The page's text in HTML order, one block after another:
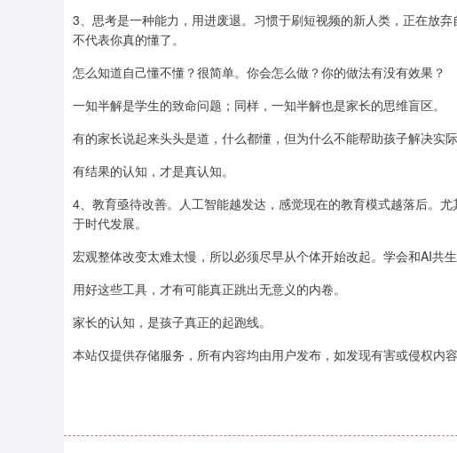
3、思考是一种能力，用进废退。习惯于刷短视频的新人类，正在放
不代表你真的懂了。
怎么知道自己懂不懂？很简单。你会怎么做？你的做法有没有效果？
一知半解是学生的致命问题；同样，一知半解也是家长的思维盲区。
有的家长说起来头头是道，什么都懂，但为什么不能帮助孩子解决实
有结果的认知，才是真认知。
4、教育亟待改善。人工智能越发达，感觉现在的教育模式越落后。
于时代发展。
宏观整体改变太难太慢，所以必须尽早从个体开始改起。学会和AI共
用好这些工具，才有可能真正跳出无意义的内卷。
家长的认知，是孩子真正的起跑线。
本站仅提供存储服务，所有内容均由用户发布，如发现有害或侵权内容